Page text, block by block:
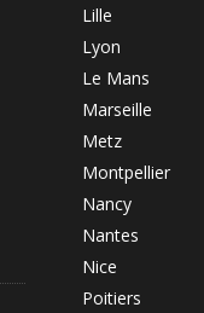
Lille
Lyon
Le Mans
Marseille
Metz
Montpellier
Nancy
Nantes
Nice
Poitiers